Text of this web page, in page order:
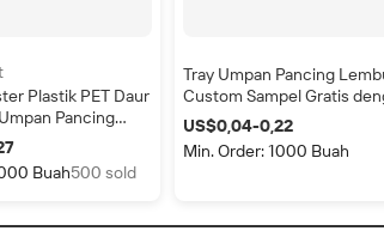
Plastik PET Daur
Pancing
Clamshell
Buah500 sold
Tray Umpan Pancing
Custom Sampel Gratis
Tutup, Tray Plastik PET
Transparan Dapat Didaur
Kemasan Umpan dengan
US$0,04-0,22
Min. Order: 1000 Buah